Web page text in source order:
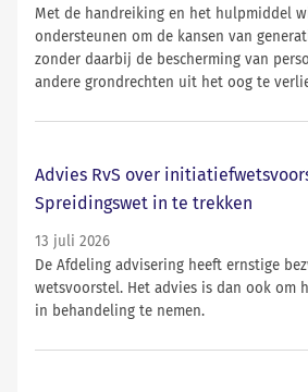
Met de handreiking en het hulpmiddel
ondersteunen om de kansen van
zonder daarbij de bescherming van
andere grondrechten uit het oog te
Advies RvS over
Spreidingswet in te trekken
13 juli 2026
De Afdeling advisering heeft ernstige
wetsvoorstel. Het advies is dan ook om
in behandeling te nemen.